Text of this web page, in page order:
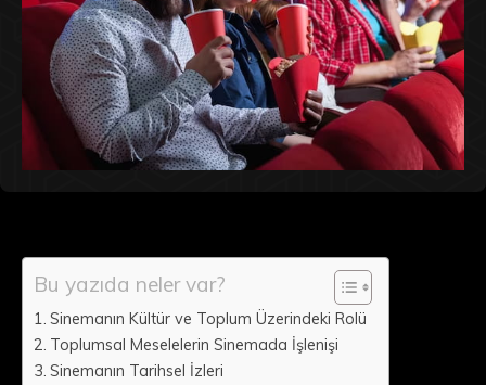
Bu yazıda neler var?
Sinemanın Kültür ve Toplum Üzerindeki Rolü
Toplumsal Meselelerin Sinemada İşlenişi
Sinemanın Tarihsel İzleri